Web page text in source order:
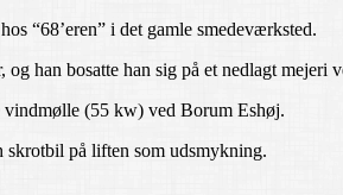
“68’eren” i det gamle smedeværksted.
han bosatte han sig på et nedlagt mejeri
(55 kw) ved Borum Eshøj.
skrotbil på liften som udsmykning.